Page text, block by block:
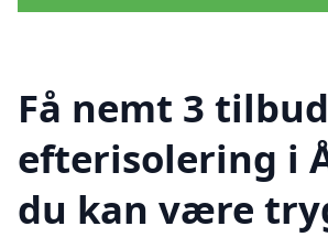
Få nemt 3
efterisolering i
du kan være